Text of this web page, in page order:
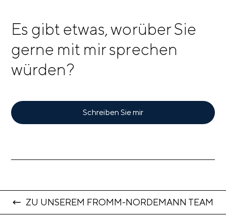
Es gibt etwas, worüber Sie
gerne mit mir sprechen
würden?
Schreiben Sie mir
ZU UNSEREM FROMM-NORDEMANN TEAM